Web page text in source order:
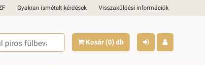
Gyakran ismételt kérdések Visszaküldési információk
Kosár (0) db